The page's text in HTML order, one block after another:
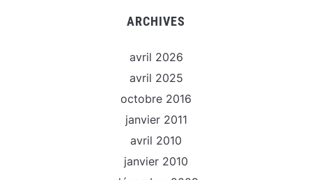
ARCHIVES
avril 2026
avril 2025
octobre 2016
janvier 2011
avril 2010
janvier 2010